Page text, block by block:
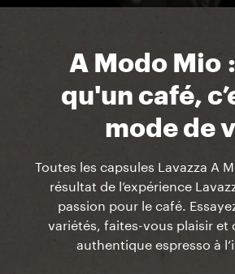
A Modo Mio
qu'un café,
mode de
Toutes les capsules Lavazza A
résultat de l’expérience
passion pour le café.